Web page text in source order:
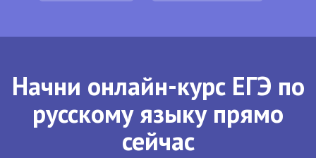
Начни онлайн-курс ЕГЭ по
русскому языку прямо
сейчас